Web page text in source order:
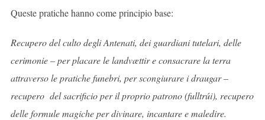
Queste pratiche hanno come principio base:
Recupero del culto degli Antenati, dei guardiani tutelari, delle
cerimonie – per placare le landvættir e consacrare la terra
attraverso le pratiche funebri, per scongiurare i draugar –
recupero del sacrificio per il proprio patrono (fulltrúi), recupero
delle formule magiche per divinare, incantare e maledire.